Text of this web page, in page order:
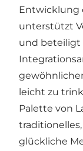
Entwicklung
unterstützt
und beteiligt
leicht zu
Palette von
glückliche